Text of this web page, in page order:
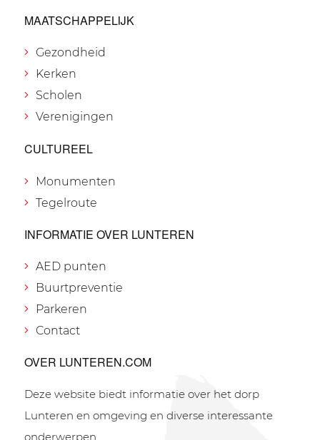
MAATSCHAPPELIJK
Gezondheid
Kerken
Scholen
Verenigingen
CULTUREEL
Monumenten
Tegelroute
INFORMATIE OVER LUNTEREN
AED punten
Buurtpreventie
Parkeren
Contact
OVER LUNTEREN.COM
Deze website biedt informatie over het dorp
Lunteren en omgeving en diverse interessante
onderwerpen.